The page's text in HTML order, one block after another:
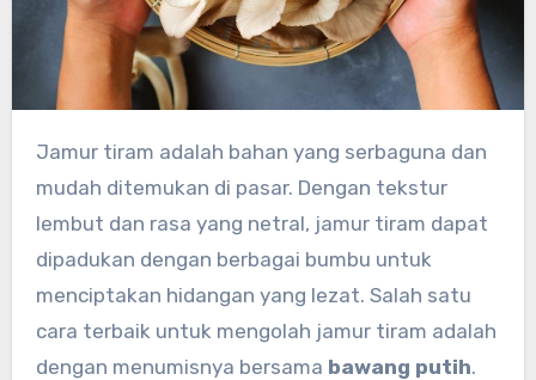
Jamur tiram adalah bahan yang serbaguna dan
mudah ditemukan di pasar. Dengan tekstur
lembut dan rasa yang netral, jamur tiram dapat
dipadukan dengan berbagai bumbu untuk
menciptakan hidangan yang lezat. Salah satu
cara terbaik untuk mengolah jamur tiram adalah
dengan menumisnya bersama bawang putih.